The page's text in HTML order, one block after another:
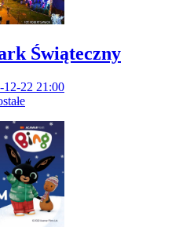
Świąteczny
12-22 21:00